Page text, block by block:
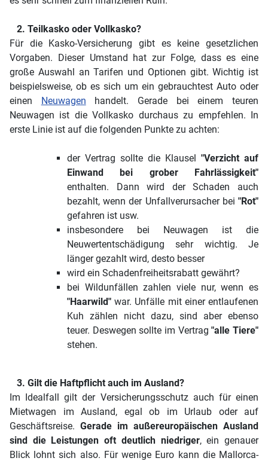
2. Teilkasko oder Vollkasko?
Für die Kasko-Versicherung gibt es keine gesetzlichen
Vorgaben. Dieser Umstand hat zur Folge, dass es eine
große Auswahl an Tarifen und Optionen gibt. Wichtig ist
beispielsweise, ob es sich um ein gebrauchtest Auto oder
einen Neuwagen handelt. Gerade bei einem teuren
Neuwagen ist die Vollkasko durchaus zu empfehlen. In
erste Linie ist auf die folgenden Punkte zu achten:
der Vertrag sollte die Klausel "Verzicht auf
Einwand bei grober Fahrlässigkeit"
enthalten. Dann wird der Schaden auch
bezahlt, wenn der Unfallverursacher bei "Rot"
gefahren ist usw.
insbesondere bei Neuwagen ist die
Neuwertentschädigung sehr wichtig. Je
länger gezahlt wird, desto besser
wird ein Schadenfreiheitsrabatt gewährt?
bei Wildunfällen zahlen viele nur, wenn es
"Haarwild" war. Unfälle mit einer entlaufenen
Kuh zählen nicht dazu, sind aber ebenso
teuer. Deswegen sollte im Vertrag"alle Tiere"
stehen.
3. Gilt die Haftpflicht auch im Ausland?
Im Idealfall gilt der Versicherungsschutz auch für einen
Mietwagen im Ausland, egal ob im Urlaub oder auf
Geschäftsreise. Gerade im außereuropäischen Ausland
sind die Leistungen oft deutlich niedriger, ein genauer
Blick lohnt sich also. Für wenige Euro kann die Mallorca-